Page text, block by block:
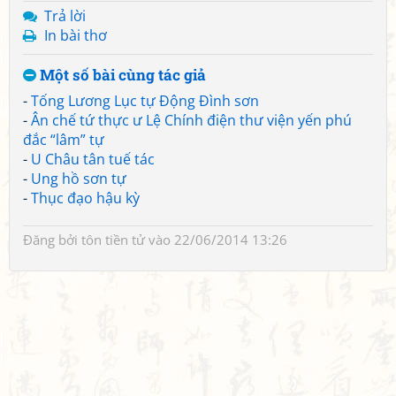
Trả lời
In bài thơ
Một số bài cùng tác giả
-Tống Lương Lục tự Động Đình sơn
-Ân chế tứ thực ư Lệ Chính điện thư viện yến phú
đắc “lâm” tự
- U Châu tân tuế tác
- Ung hồ sơn tự
-Thục đạo hậu kỳ
Đăng bởi tôn tiền tửvào 22/06/2014 13:26